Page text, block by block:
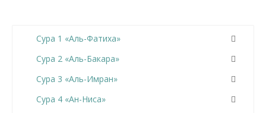
Сура 1 «Аль-Фатиха»
Сура 2 «Аль-Бакара»
Сура 3 «Аль-Имран»
Сура 4 «Ан-Ниса»